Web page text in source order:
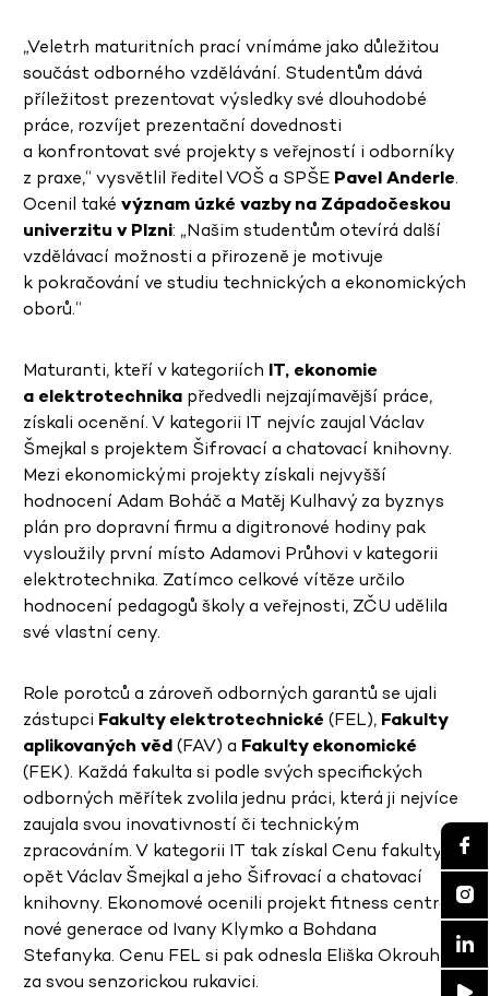
„Veletrh maturitních prací vnímáme jako důležitou
součást odborného vzdělávání. Studentům dává
příležitost prezentovat výsledky své dlouhodobé
práce, rozvíjet prezentační dovednosti
a konfrontovat své projekty s veřejností i odborníky
z praxe,“ vysvětlil ředitel VOŠ a SPŠE Pavel Anderle.
Ocenil také význam úzké vazby na Západočeskou
univerzitu v Plzni: „Našim studentům otevírá další
vzdělávací možnosti a přirozeně je motivuje
k pokračování ve studiu technických a ekonomických
oborů.“
Maturanti, kteří v kategoriích IT, ekonomie
a elektrotechnika předvedli nejzajímavější práce,
získali ocenění. V kategorii IT nejvíc zaujal Václav
Šmejkal s projektem Šifrovací a chatovací knihovny.
Mezi ekonomickými projekty získali nejvyšší
hodnocení Adam Boháč a Matěj Kulhavý za byznys
plán pro dopravní firmu a digitronové hodiny pak
vysloužily první místo Adamovi Průhovi v kategorii
elektrotechnika. Zatímco celkové vítěze určilo
hodnocení pedagogů školy a veřejnosti, ZČU udělila
své vlastní ceny.
Role porotců a zároveň odborných garantů se ujali
zástupci Fakulty elektrotechnické (FEL), Fakulty
aplikovaných věd(FAV) a Fakulty ekonomické
(FEK). Každá fakulta si podle svých specifických
odborných měřítek zvolila jednu práci, která ji nejvíce
zaujala svou inovativností či technickým
zpracováním. V kategorii IT tak získal Cenu fakulty
opět Václav Šmejkal a jeho Šifrovací a chatovací
knihovny. Ekonomové ocenili projekt fitness centra
nové generace od Ivany Klymko a Bohdana
Stefanyka. Cenu FEL si pak odnesla Eliška Okrouhlá
za svou senzorickou rukavici.